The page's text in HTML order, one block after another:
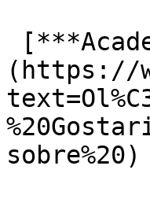
(https://
sobre%20)